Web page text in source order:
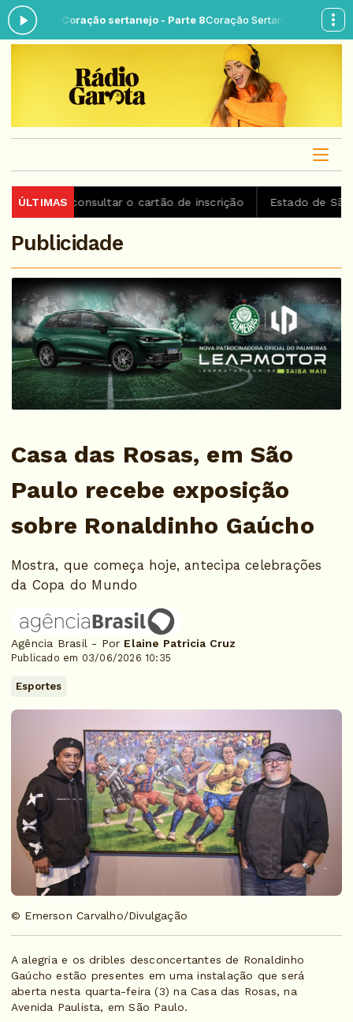
Coração sertanejo - Parte 8 Coração Sertanejo das 06:00 às
ÚLTIMAS
consultar o cartão de inscrição Estado de São Paulo
Publicidade
Casa das Rosas, em São
Paulo recebe exposição
sobre Ronaldinho Gaúcho
Mostra, que começa hoje, antecipa celebrações
da Copa do Mundo
Agência Brasil - Por Elaine Patricia Cruz
Publicado em 03/06/2026 10:35
Esportes
© Emerson Carvalho/Divulgação
A alegria e os dribles desconcertantes de Ronaldinho
Gaúcho estão presentes em uma instalação que será
aberta nesta quarta-feira (3) na Casa das Rosas, na
Avenida Paulista, em São Paulo.